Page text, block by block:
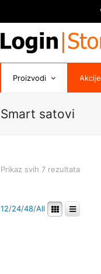
Proizvodi Akcije
Smart satovi
Prikaz svih 7 rezultata
12/24/48/All